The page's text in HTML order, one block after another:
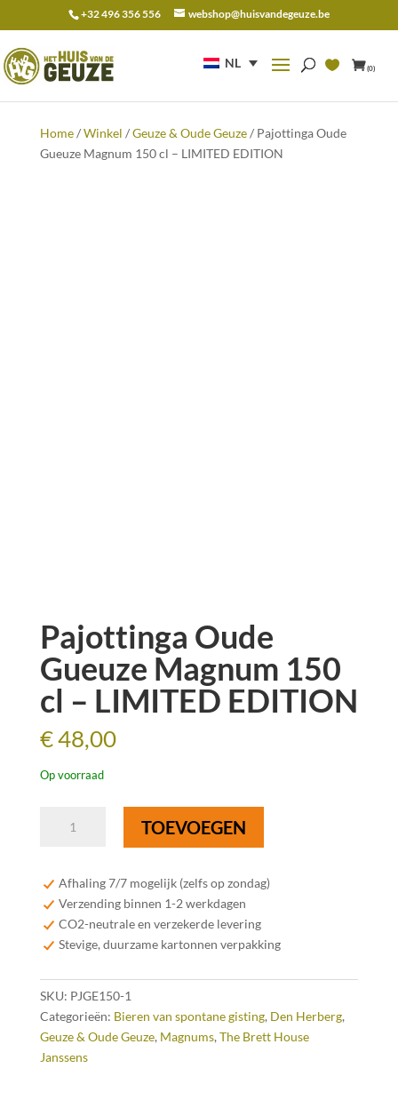
+32 496 356 556 webshop@huisvandegeuze.be
NL (0)
naar:
Home/Winkel /Geuze & Oude Geuze/ Pajottinga Oude
Gueuze Magnum 150 cl – LIMITED EDITION
Pajottinga Oude
Gueuze Magnum 150
cl – LIMITED EDITION
€48,00
Op voorraad
Magnum
150
EDITION
aantal
TOEVOEGEN
Afhaling 7/7 mogelijk (zelfs op zondag)
Verzending binnen 1-2 werkdagen
CO2-neutrale en verzekerde levering
Stevige, duurzame kartonnen verpakking
SKU: PJGE150-1
Categorieën: Bieren van spontane gisting, Den Herberg,
Geuze & Oude Geuze, Magnums, The Brett House
Janssens